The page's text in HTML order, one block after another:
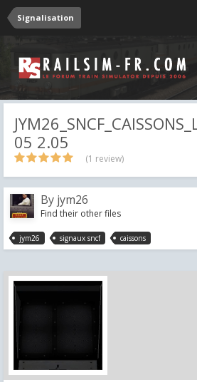
Signalisation
05 2.05
(1 review)
By jym26
Find their other files
jym26 signaux sncf caissons